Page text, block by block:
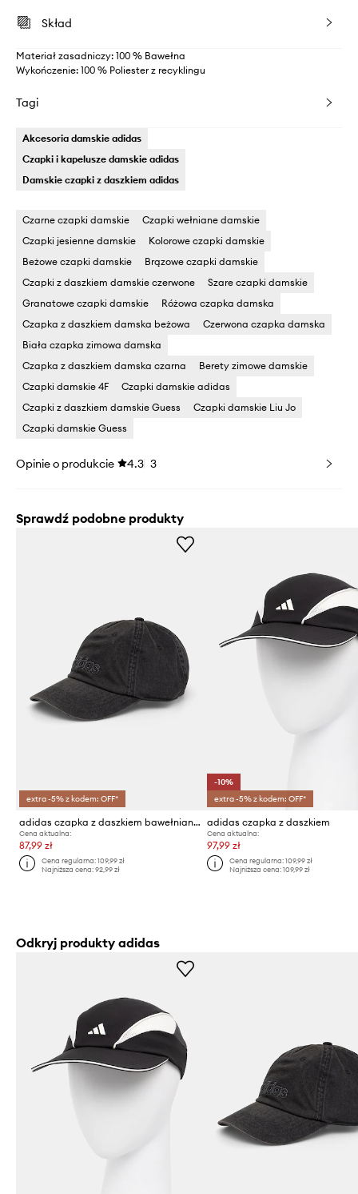
Skład
Materiał zasadniczy: 100 % Bawełna
Wykończenie: 100 % Poliester z recyklingu
Tagi
Akcesoria damskie adidas
Czapki i kapelusze damskie adidas
Damskie czapki z daszkiem adidas
Czarne czapki damskie
Czapki wełniane damskie
Czapki jesienne damskie
Kolorowe czapki damskie
Beżowe czapki damskie
Brązowe czapki damskie
Czapki z daszkiem damskie czerwone
Szare czapki damskie
Granatowe czapki damskie
Różowa czapka damska
Czapka z daszkiem damska beżowa
Czerwona czapka damska
Biała czapka zimowa damska
Czapka z daszkiem damska czarna
Berety zimowe damskie
Czapki damskie 4F
Czapki damskie adidas
Czapki z daszkiem damskie Guess
Czapki damskie Liu Jo
Czapki damskie Guess
Opinie o produkcie 4.3 3
Sprawdź podobne produkty
extra -5% z kodem: OFF*
adidas czapka z daszkiem bawełniana
Cena aktualna:
87,99 zł
Cena regularna:109,99 zł
Najniższa cena:92,99 zł
-10%
extra -5% z kodem: OFF*
adidas czapka z daszkiem
Cena aktualna:
97,99 zł
Cena regularna: 109,99 zł
Najniższa cena: 109,99 zł
Odkryj produkty adidas